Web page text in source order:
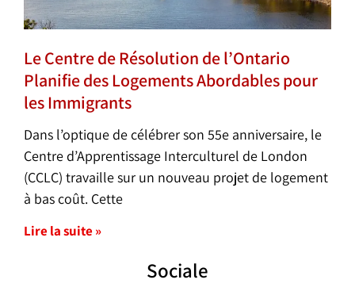
Le Centre de Résolution de l’Ontario
Planifie des Logements Abordables pour
les Immigrants
Dans l’optique de célébrer son 55e anniversaire, le
Centre d’Apprentissage Interculturel de London
(CCLC) travaille sur un nouveau projet de logement
à bas coût. Cette
Lire la suite »
Sociale